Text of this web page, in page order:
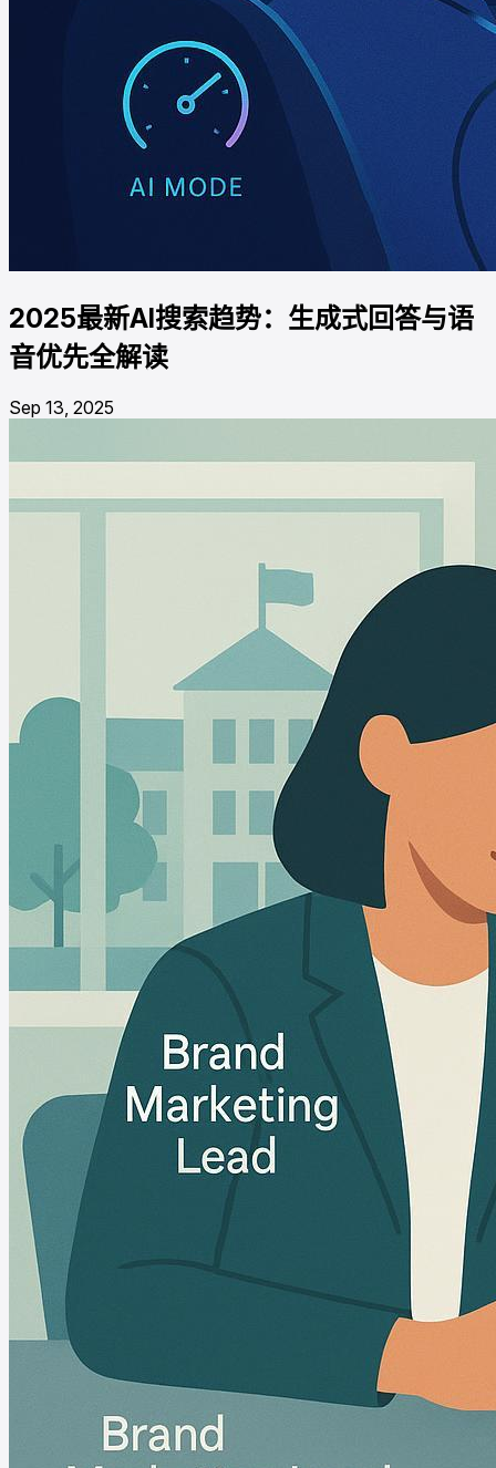
2025最新AI搜索趋势：生成式回答与语
音优先全解读
Sep 13, 2025